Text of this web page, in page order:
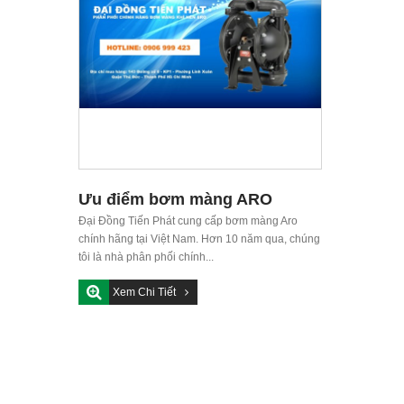
Ưu điểm bơm màng ARO
Đại Đồng Tiến Phát cung cấp bơm màng Aro
chính hãng tại Việt Nam. Hơn 10 năm qua, chúng
tôi là nhà phân phối chính...
Xem Chi Tiết